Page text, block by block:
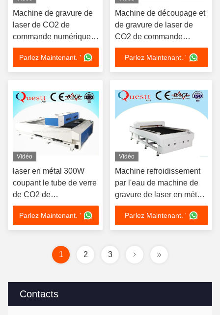
Contacts
Machine de gravure de
laser de CO2 de
commande numérique
par ordinateur 150W
coupant gravure à l'eau-
forte pour les forces de
acryliques de pierre
Parlez Maintenant. '
Machine de découpage et
de gravure de laser de
CO2 de commande
numérique par ordinateur
pour
l'acrylique/pierre/forces de
Parlez Maintenant. '
Vidéo
laser en métal 300W
coupant le tube de verre
de CO2 de
refroidissement par l'eau
de machine de gravure
Parlez Maintenant. '
Vidéo
Machine refroidissement
par l'eau de machine de
gravure de laser en métal
et à grande vitesse
gravure à l'eau-forte de
laser de CO2
Parlez Maintenant. '
1 2 3